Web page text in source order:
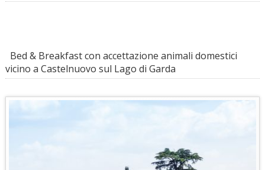
Bed & Breakfast con accettazione animali domestici
vicino a Castelnuovo sul Lago di Garda